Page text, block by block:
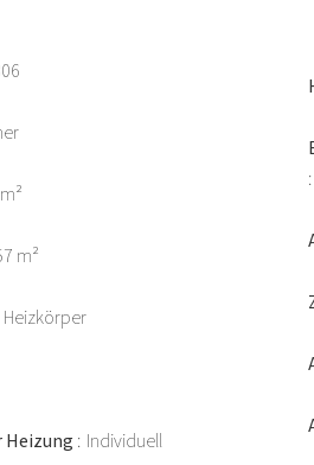
m²
Heizkörper
Individuell